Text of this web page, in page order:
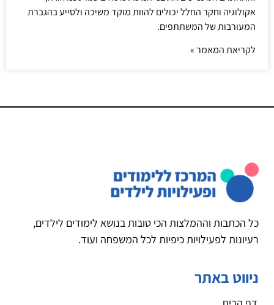
אקולוגיה וחקר החלל יכולים להוות מוקד משיכה ולסייע בהגברת
המעורבות של המשתתפים.
לקריאת המאמר »
כל הכתבות וההמלצות הכי טובות בנושא לימודים לילדים,
רעיונות לפעילויות כיפיות לכל המשפחה ועוד.
ניווט באתר